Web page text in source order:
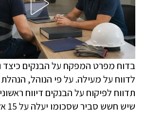
בדוח מפרט המפקח על הבנקים כיצד
לדווח על מעילה. על פי הנוהל,
תדווח לפיקוח על הבנקים דיווח
שיש